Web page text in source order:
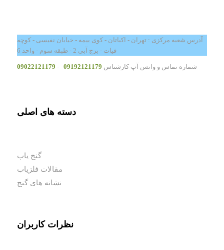
آدرس شعبه مرکزی : تهران - اکباتان - کوی بیمه - خیابان نفیسی - کوچه
فیات - برج آبی 2 - طبقه سوم - واحد 6
شماره تماس و واتس آپ کارشناس 09192121179
-
09022121179
دسته های اصلی
گنج یاب
مقالات فلزیاب
نشانه های گنج
نظرات کاربران